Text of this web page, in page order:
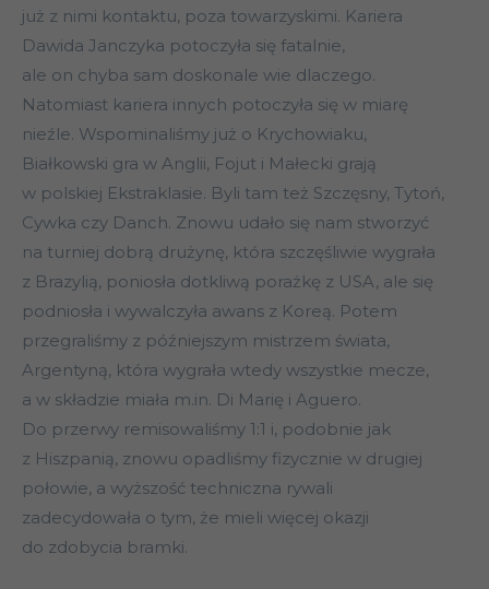
już z nimi kontaktu, poza towarzyskimi. Kariera
Dawida Janczyka potoczyła się fatalnie,
ale on chyba sam doskonale wie dlaczego.
Natomiast kariera innych potoczyła się w miarę
nieźle. Wspominaliśmy już o Krychowiaku,
Białkowski gra w Anglii, Fojut i Małecki grają
w polskiej Ekstraklasie. Byli tam też Szczęsny, Tytoń,
Cywka czy Danch. Znowu udało się nam stworzyć
na turniej dobrą drużynę, która szczęśliwie wygrała
z Brazylią, poniosła dotkliwą porażkę z USA, ale się
podniosła i wywalczyła awans z Koreą. Potem
przegraliśmy z późniejszym mistrzem świata,
Argentyną, która wygrała wtedy wszystkie mecze,
a w składzie miała m.in. Di Marię i Aguero.
Do przerwy remisowaliśmy 1:1 i, podobnie jak
z Hiszpanią, znowu opadliśmy fizycznie w drugiej
połowie, a wyższość techniczna rywali
zadecydowała o tym, że mieli więcej okazji
do zdobycia bramki.